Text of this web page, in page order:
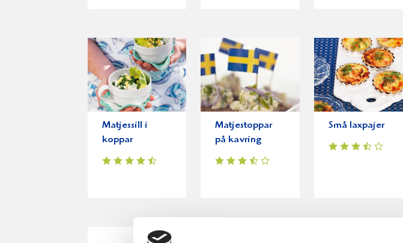
Matjessill i
koppar
Matjestoppar
på kavring
Små laxpajer